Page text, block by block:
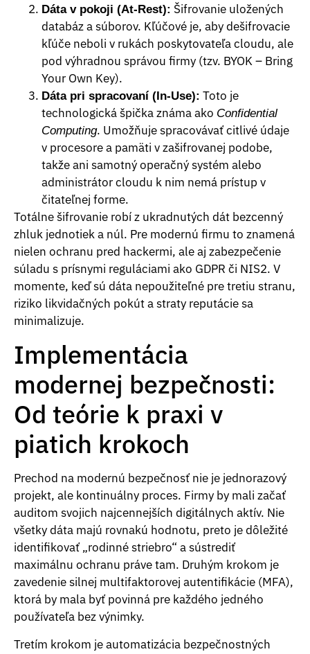
Dáta v pokoji (At-Rest): Šifrovanie uložených
databáz a súborov. Kľúčové je, aby dešifrovacie
kľúče neboli v rukách poskytovateľa cloudu, ale
pod výhradnou správou firmy (tzv. BYOK – Bring
Your Own Key).
Dáta pri spracovaní (In-Use): Toto je
technologická špička známa ako Confidential
Computing. Umožňuje spracovávať citlivé údaje
v procesore a pamäti v zašifrovanej podobe,
takže ani samotný operačný systém alebo
administrátor cloudu k nim nemá prístup v
čitateľnej forme.
Totálne šifrovanie robí z ukradnutých dát bezcenný
zhluk jednotiek a núl. Pre modernú firmu to znamená
nielen ochranu pred hackermi, ale aj zabezpečenie
súladu s prísnymi reguláciami ako GDPR či NIS2. V
momente, keď sú dáta nepoužiteľné pre tretiu stranu,
riziko likvidačných pokút a straty reputácie sa
minimalizuje.
Implementácia
modernej bezpečnosti:
Od teórie k praxi v
piatich krokoch
Prechod na modernú bezpečnosť nie je jednorazový
projekt, ale kontinuálny proces. Firmy by mali začať
auditom svojich najcennejších digitálnych aktív. Nie
všetky dáta majú rovnakú hodnotu, preto je dôležité
identifikovať „rodinné striebro“ a sústrediť
maximálnu ochranu práve tam. Druhým krokom je
zavedenie silnej multifaktorovej autentifikácie (MFA),
ktorá by mala byť povinná pre každého jedného
používateľa bez výnimky.
Tretím krokom je automatizácia bezpečnostných